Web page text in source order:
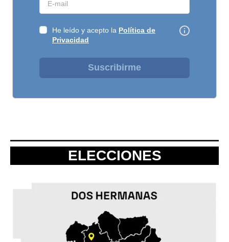
He leído y acepto la Política de
Privacidad
Suscribirme
ELECCIONES